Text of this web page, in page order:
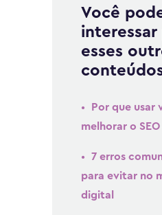
Você
interessar
esses
Por que usar
melhorar o
7 erros
para evitar no
digital